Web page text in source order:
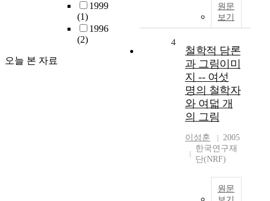
1999
(1)
1996
(2)
오늘 본 자료
원문
보기
4
철학적 담론
과 그림이미
지 -- 여섯
명의 철학자
와 여덟 개
의 그림
이성훈
2005
한국연구재
단(NRF)
원문